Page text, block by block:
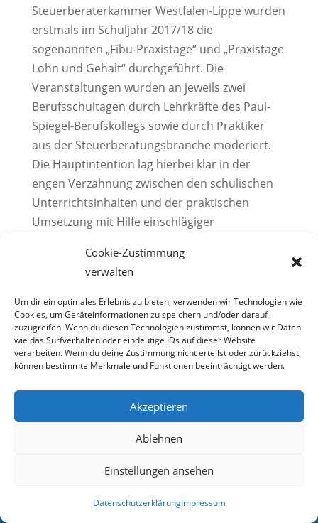
Cookie-Zustimmung
verwalten
Um dir ein optimales Erlebnis zu bieten, verwenden wir Technologien wie
Cookies, um Geräteinformationen zu speichern und/oder darauf
zuzugreifen. Wenn du diesen Technologien zustimmst, können wir Daten
wie das Surfverhalten oder eindeutige IDs auf dieser Website
verarbeiten. Wenn du deine Zustimmung nicht erteilst oder zurückziehst,
können bestimmte Merkmale und Funktionen beeinträchtigt werden.
Akzeptieren
Ablehnen
Einstellungen ansehen
DatenschutzerklärungImpressum
Steuerberaterkammer Westfalen-Lippe wurden
erstmals im Schuljahr 2017/18 die
sogenannten „Fibu-Praxistage“ und „Praxistage
Lohn und Gehalt“ durchgeführt. Die
Veranstaltungen wurden an jeweils zwei
Berufsschultagen durch Lehrkräfte des Paul-
Spiegel-Berufskollegs sowie durch Praktiker
aus der Steuerberatungsbranche moderiert.
Die Hauptintention lag hierbei klar in der
engen Verzahnung zwischen den schulischen
Unterrichtsinhalten und der praktischen
Umsetzung mit Hilfe einschlägiger
Berufskollegs.
Schülerinnen und Schüler des ersten
Ausbildungsjahres einen weitreichenden
Einblick in die Grundlagen der
Finanzbuchhaltung (Fibu) durch die „Fibu-
Praxistage“. Dabei erarbeiteten sich die
Auszubildenden anhand von zwei fiktiven
Mandantenfällen die Übersetzung von
betrieblichen Geschäftsvorfällen in
Buchungssätze der „doppelten Buchführung“.
Die Dokumentation erfolgte jedoch nicht nur
papierbasiert, sondern in der Umgebung eines
 